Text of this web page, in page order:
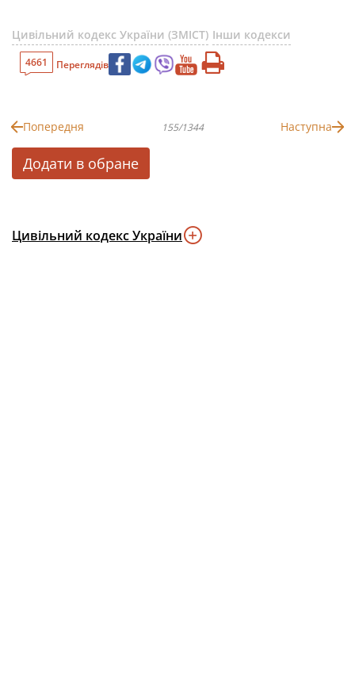
Цивільний кодекс України (ЗМІСТ) Інши кодекси
4661 Переглядів
Попередня 155/1344 Наступна
Додати в обране
Цивільний кодекс України